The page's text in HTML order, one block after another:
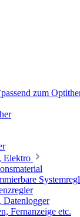
zum
Elektro
Datenlogger
Fernanzeige etc.